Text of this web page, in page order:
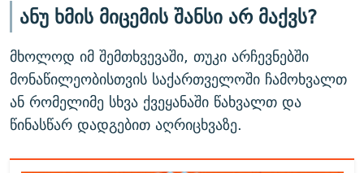
ანუ ხმის მიცემის შანსი არ მაქვს?
მხოლოდ იმ შემთხვევაში, თუკი არჩევნებში
მონაწილეობისთვის საქართველოში ჩამოხვალთ
ან რომელიმე სხვა ქვეყანაში წახვალთ და
წინასწარ დადგებით აღრიცხვაზე.